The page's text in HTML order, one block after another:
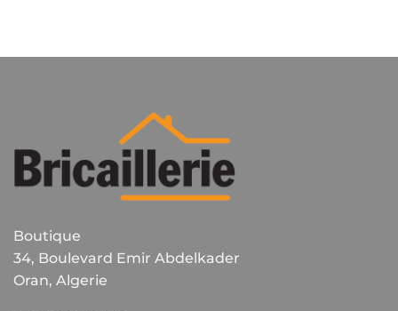
Boutique
34, Boulevard Emir Abdelkader
Oran, Algerie